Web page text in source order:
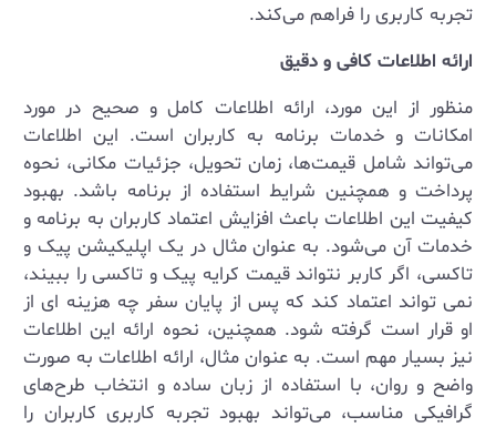
تجربه کاربری را فراهم می‌کند.
ارائه اطلاعات کافی و دقیق
منظور از این مورد، ارائه اطلاعات کامل و صحیح در مورد
امکانات و خدمات برنامه به کاربران است. این اطلاعات
می‌تواند شامل قیمت‌ها، زمان تحویل، جزئیات مکانی، نحوه
پرداخت و همچنین شرایط استفاده از برنامه باشد. بهبود
کیفیت این اطلاعات باعث افزایش اعتماد کاربران به برنامه و
خدمات آن می‌شود. به عنوان مثال در یک اپلیکیشن پیک و
تاکسی، اگر کاربر نتواند قیمت کرایه پیک و تاکسی را ببیند،
نمی تواند اعتماد کند که پس از پایان سفر چه هزینه ای از
او قرار است گرفته شود. همچنین، نحوه ارائه این اطلاعات
نیز بسیار مهم است. به عنوان مثال، ارائه اطلاعات به صورت
واضح و روان، با استفاده از زبان ساده و انتخاب طرح‌های
گرافیکی مناسب، می‌تواند بهبود تجربه کاربری کاربران را